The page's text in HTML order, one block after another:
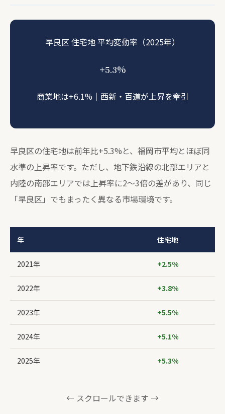
早良区 住宅地 平均変動率（2025年）
+5.3%
商業地は+6.1%｜西新・百道が上昇を牽引
早良区の住宅地は前年比+5.3%と、福岡市平均とほぼ同
水準の上昇率です。ただし、地下鉄沿線の北部エリアと
内陸の南部エリアでは上昇率に2〜3倍の差があり、同じ
「早良区」でもまったく異なる市場環境です。
年 住宅地
2021年 +2.5%
2022年 +3.8%
2023年 +5.5%
2024年 +5.1%
2025年 +5.3%
← スクロールできます →